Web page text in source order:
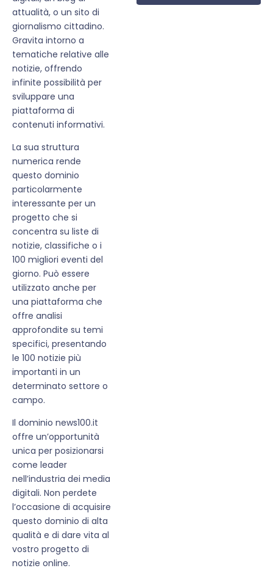
attualità, o un sito di
giornalismo cittadino.
Gravita intorno a
tematiche relative alle
notizie, offrendo
infinite possibilità per
sviluppare una
piattaforma di
contenuti informativi.
La sua struttura
numerica rende
questo dominio
particolarmente
interessante per un
progetto che si
concentra su liste di
notizie, classifiche o i
100 migliori eventi del
giorno. Può essere
utilizzato anche per
una piattaforma che
offre analisi
approfondite su temi
specifici, presentando
le 100 notizie più
importanti in un
determinato settore o
campo.
Il dominio news100.it
offre un’opportunità
unica per posizionarsi
come leader
nell’industria dei media
digitali. Non perdete
l’occasione di acquisire
questo dominio di alta
qualità e di dare vita al
vostro progetto di
notizie online.